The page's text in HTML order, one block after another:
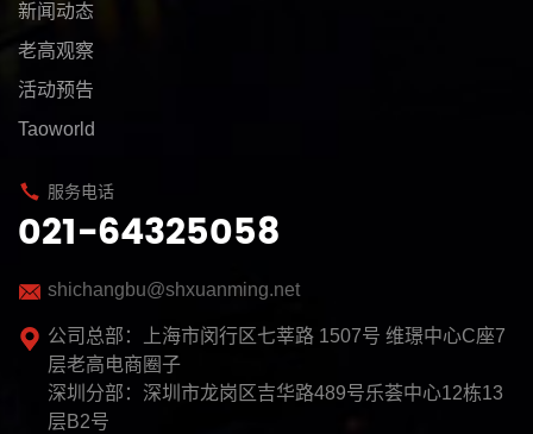
新闻动态
老高观察
活动预告
Taoworld
服务电话
021-64325058
shichangbu@shxuanming.net
公司总部：上海市闵行区七莘路 1507号 维璟中心C座7
层老高电商圈子
深圳分部：深圳市龙岗区吉华路489号乐荟中心12栋13
层B2号